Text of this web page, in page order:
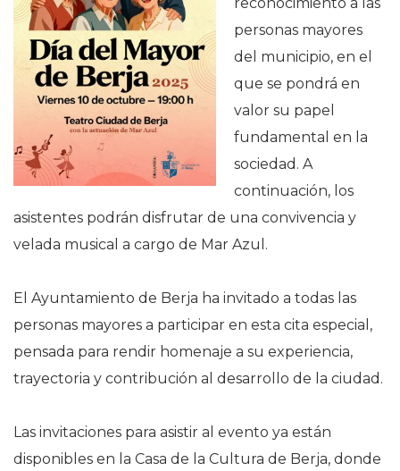
personas mayores
del municipio, en el
que se pondrá en
valor su papel
fundamental en la
sociedad. A
continuación, los
asistentes podrán disfrutar de una convivencia y
velada musical a cargo de Mar Azul.
El Ayuntamiento de Berja ha invitado a todas las
personas mayores a participar en esta cita especial,
pensada para rendir homenaje a su experiencia,
trayectoria y contribución al desarrollo de la ciudad.
Las invitaciones para asistir al evento ya están
disponibles en la Casa de la Cultura de Berja, donde